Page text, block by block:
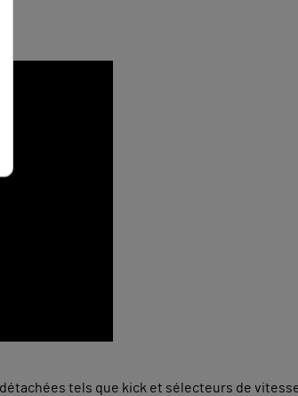
tels que kick et sélecteurs de